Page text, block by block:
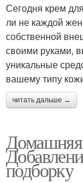
Сегодня крем
ли не каждой
собственной
своими руками,
уникальные
вашему типу
читать дальше →
Домашняя
подборку